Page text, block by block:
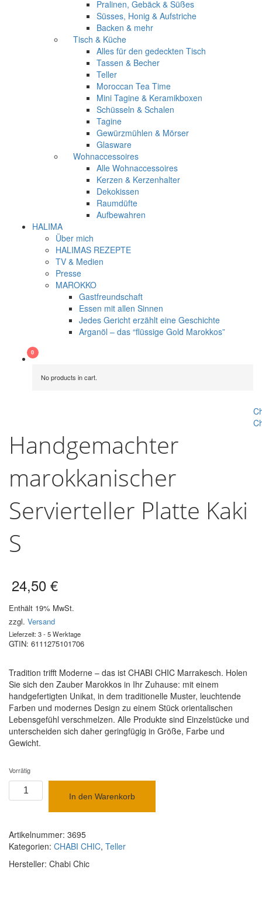
Pralinen, Gebäck & Süßes
Süsses, Honig & Aufstriche
Backen & mehr
Tisch & Küche
Alles für den gedeckten Tisch
Tassen & Becher
Teller
Moroccan Tea Time
Mini Tagine & Keramikboxen
Schüsseln & Schalen
Tagine
Gewürzmühlen & Mörser
Glasware
Wohnaccessoires
Alle Wohnaccessoires
Kerzen & Kerzenhalter
Dekokissen
Raumdüfte
Aufbewahren
HALIMA
Über mich
HALIMAS REZEPTE
TV & Medien
Presse
MAROKKO
Gastfreundschaft
Essen mit allen Sinnen
Jedes Gericht erzählt eine Geschichte
Arganöl – das “flüssige Gold Marokkos”
No products in cart.
Handgemachter
marokkanischer
Servierteller Platte Kaki
S
24,50 €
Enthält 19% MwSt.
zzgl. Versand
Lieferzeit: 3 - 5 Werktage
GTIN: 6111275101706
Tradition trifft Moderne – das ist CHABI CHIC Marrakesch. Holen
Sie sich den Zauber Marokkos in Ihr Zuhause: mit einem
handgefertigten Unikat, in dem traditionelle Muster, leuchtende
Farben und modernes Design zu einem Stück orientalischen
Lebensgefühl verschmelzen. Alle Produkte sind Einzelstücke und
unterscheiden sich daher geringfügig in Größe, Farbe und
Gewicht.
Vorrätig
Handgemachter
marokkanischer
Servierteller
Kaki
S
In den Warenkorb
Artikelnummer: 3695
Kategorien: CHABI CHIC, Teller
Hersteller: Chabi Chic